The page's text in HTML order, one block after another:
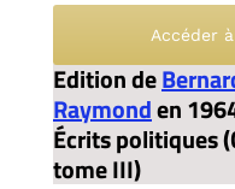
Edition de
Raymonden
Écrits politiques
tome III)
Accéder